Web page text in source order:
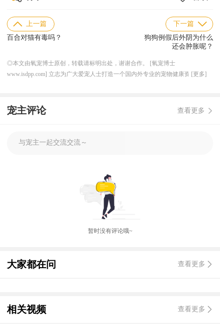
上一篇
百合对猫有毒吗？
下一篇
狗狗例假后外阴为什么
还会肿胀呢？
◎本文由氧宠博士原创，转载请标明出处，谢谢合作。 [氧宠博士
www.isdpp.com] 立志为广大爱宠人士打造一个国内外专业的宠物健康资讯平
势，提供一体化服务，解决宠物健康需求。
[更多]
宠主评论 查看更多
与宠主一起交流交流～
暂时没有评论哦~
大家都在问 查看更多
相关视频 查看更多